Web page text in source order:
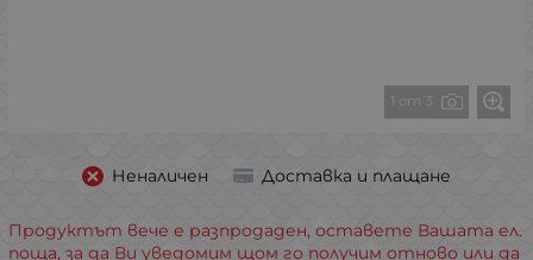
1 от 3
Неналичен Доставка и плащане
Продуктът вече е разпродаден, оставете Вашата ел.
поща, за да Ви уведомим щом го получим отново или да